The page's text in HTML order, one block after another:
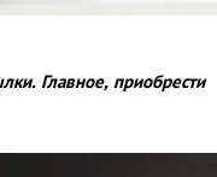
Главное, приобрести